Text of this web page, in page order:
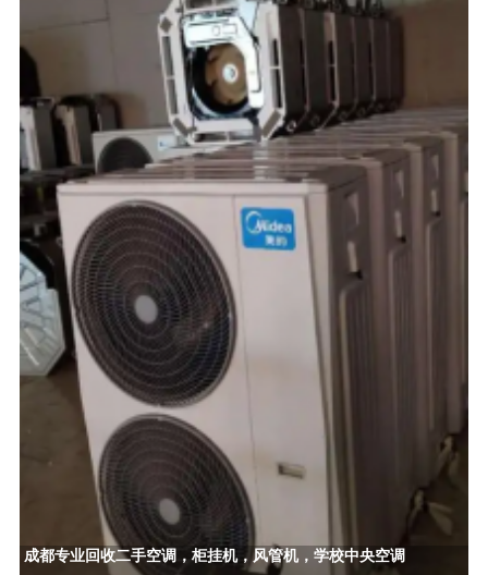
成都专业回收二手空调，柜挂机，风管机，学校中央空调